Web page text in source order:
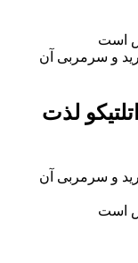
است
و سرمربی آن
لذت
و سرمربی آن
است